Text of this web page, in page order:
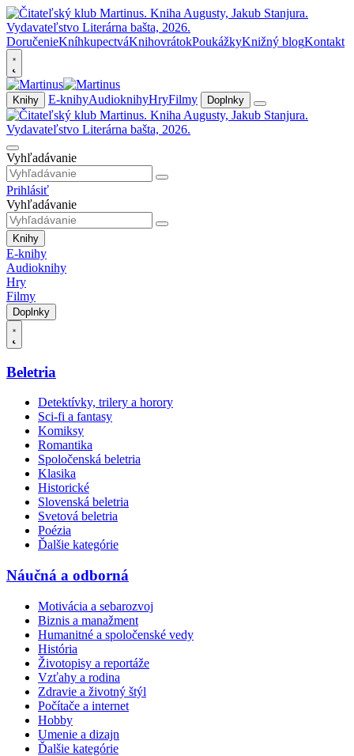
DoručenieKníhkupectváKnihovrátokPoukážkyKnižný blogKontakt
Knihy E-knihyAudioknihyHryFilmy Doplnky
Vyhľadávanie
Prihlásiť
Vyhľadávanie
Knihy
E-knihy
Audioknihy
Hry
Filmy
Doplnky
Beletria
Detektívky, trilery a horory
Sci-fi a fantasy
Komiksy
Romantika
Spoločenská beletria
Klasika
Historické
Slovenská beletria
Svetová beletria
Poézia
Ďalšie kategórie
Náučná a odborná
Motivácia a sebarozvoj
Biznis a manažment
Humanitné a spoločenské vedy
História
Životopisy a reportáže
Vzťahy a rodina
Zdravie a životný štýl
Počítače a internet
Hobby
Umenie a dizajn
Ďalšie kategórie